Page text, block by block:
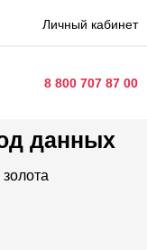
Личный кабинет
8 800 707 87 00
данных